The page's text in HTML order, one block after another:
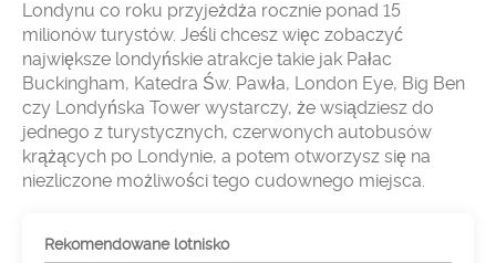
Londynu co roku przyjeżdża rocznie ponad 15
milionów turystów. Jeśli chcesz więc zobaczyć
największe londyńskie atrakcje takie jak Pałac
Buckingham, Katedra Św. Pawła, London Eye, Big Ben
czy Londyńska Tower wystarczy, że wsiądziesz do
jednego z turystycznych, czerwonych autobusów
krążących po Londynie, a potem otworzysz się na
niezliczone możliwości tego cudownego miejsca.
Rekomendowane lotnisko